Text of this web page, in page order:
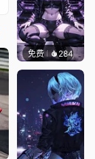
免费 284Ado